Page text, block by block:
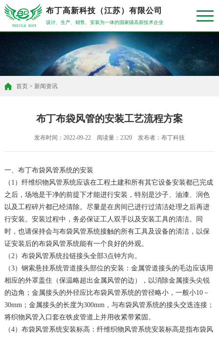
布丁高新科技（江苏）有限公司
设计、生产、销售、安装为一体的国家级高新技术企业
首页> 新闻资讯
布丁布袋风管的安装工艺流程方案
发布时间：2022-09-22 阅读量：2320 发布者：布丁科技
一、布丁布袋风管系统的安装
（1）纤维织物风管系统应该在工程土建和所有其它设备安装都已完成
之后，场地是干净的前提下才能进行安装，特别是沙子、油漆、润色
以及工程碎片都已经清除。尽量是在房间已进行过清洁处理之后再进
行安装。安装过程中，务必保证工人双手以及安装工具的清洁。同
时，也请保持会与布袋风管系统接触的所有工具及设备的清洁，以保
证安装后的布袋风管系统能有一个良好的外观。
（2）布袋风管系统拉链接头全部3点钟方向。
（3）钢索悬挂系统管道接头部位的安装：金属管道接头的毛边应该用
相应的外罩盖住（保温略超出金属风管的边），以消除金属接头尖锐
的边角；金属接头的外径应比布袋风管系统的管径略小，一般小10－
30mm；金属接头的长度为300mm，与布袋风管系统的接头交迭连接；
将织物风管入口套在铁皮管道上并用收紧带紧固。
（4）布袋风管系统安装标高：纤维织物风管系统安装标高是指布袋风